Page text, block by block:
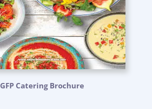
GFP Catering Brochure